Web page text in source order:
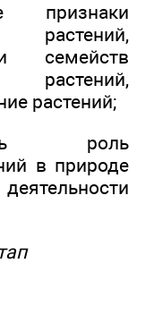
семейств
растений;
роль
в природе